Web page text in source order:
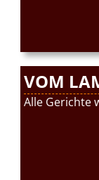
VOM
Alle Gerichte